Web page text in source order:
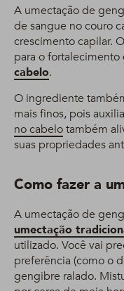
A umectação de
de sangue no couro
crescimento capilar.
para o fortalecimento
cabelo.
O ingrediente
mais finos, pois
no cabelotambém
suas propriedades
Como fazer a
A umectação de
umectação
utilizado. Você vai
preferência (como o
gengibre ralado.